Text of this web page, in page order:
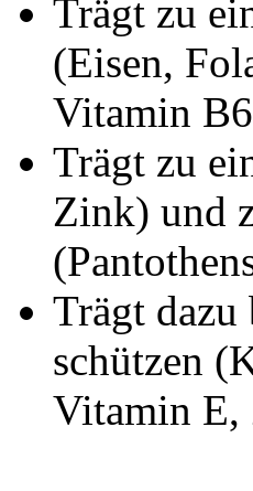
Trägt zu
(Eisen,
Vitamin
Trägt zu
Zink) und
Trägt
schützen
Vitamin